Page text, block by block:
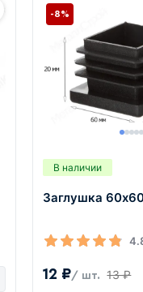
В наличии
Заглушка
12 ₽/ шт. 13 ₽
-8%